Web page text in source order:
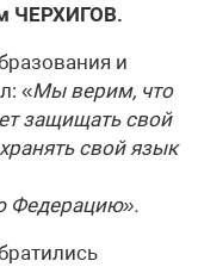
ЧЕРХИГОВ.
и
«Мы верим, что
защищать свой
свой язык
Федерацию».